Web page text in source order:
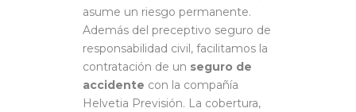
asume un riesgo permanente.
Además del preceptivo seguro de
responsabilidad civil, facilitamos la
contratación de un seguro de
accidente con la compañía
Helvetia Previsión. La cobertura,